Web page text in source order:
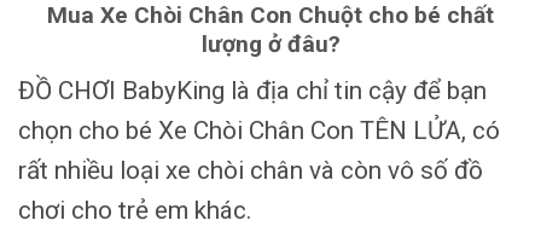
Mua Xe Chòi Chân Con Chuột cho bé chất
lượng ở đâu?
ĐỒ CHƠI BabyKing là địa chỉ tin cậy để bạn
chọn cho bé Xe Chòi Chân Con TÊN LỬA, có
rất nhiều loại xe chòi chân và còn vô số đồ
chơi cho trẻ em khác.